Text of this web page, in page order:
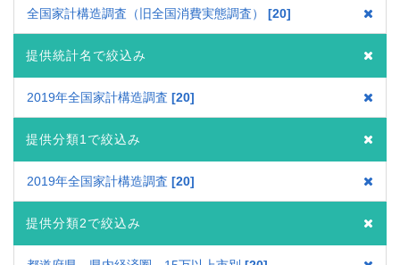
全国家計構造調査（旧全国消費実態調査） 20
提供統計名で絞込み
2019年全国家計構造調査 20
提供分類1で絞込み
2019年全国家計構造調査 20
提供分類2で絞込み